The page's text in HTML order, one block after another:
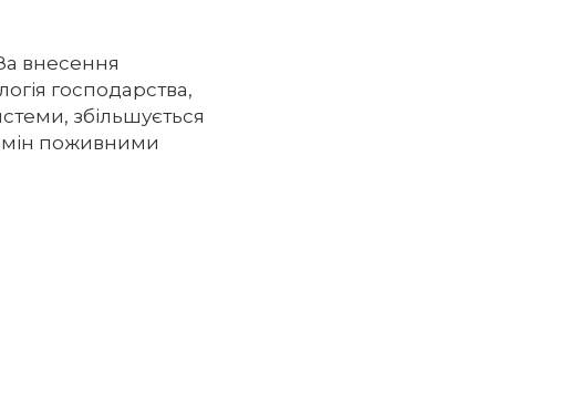
внесення
господарства,
збільшується
поживними